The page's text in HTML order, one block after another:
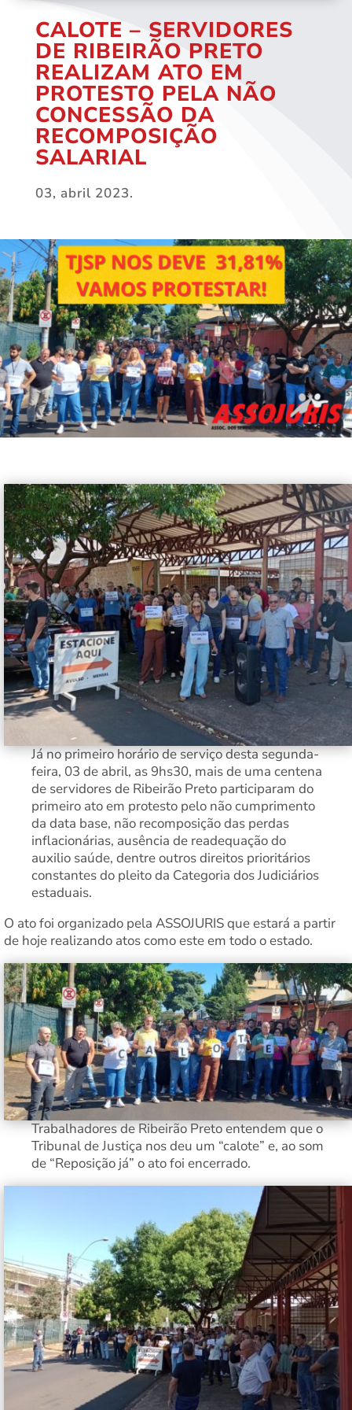
CALOTE – SERVIDORES
DE RIBEIRÃO PRETO
REALIZAM ATO EM
PROTESTO PELA NÃO
CONCESSÃO DA
RECOMPOSIÇÃO
SALARIAL
03, abril 2023.
Já no primeiro horário de serviço desta segunda-
feira, 03 de abril, as 9hs30, mais de uma centena
de servidores de Ribeirão Preto participaram do
primeiro ato em protesto pelo não cumprimento
da data base, não recomposição das perdas
inflacionárias, ausência de readequação do
auxilio saúde, dentre outros direitos prioritários
constantes do pleito da Categoria dos Judiciários
estaduais.
O ato foi organizado pela ASSOJURIS que estará a partir
de hoje realizando atos como este em todo o estado.
Trabalhadores de Ribeirão Preto entendem que o
Tribunal de Justiça nos deu um “calote” e, ao som
de “Reposição já” o ato foi encerrado.